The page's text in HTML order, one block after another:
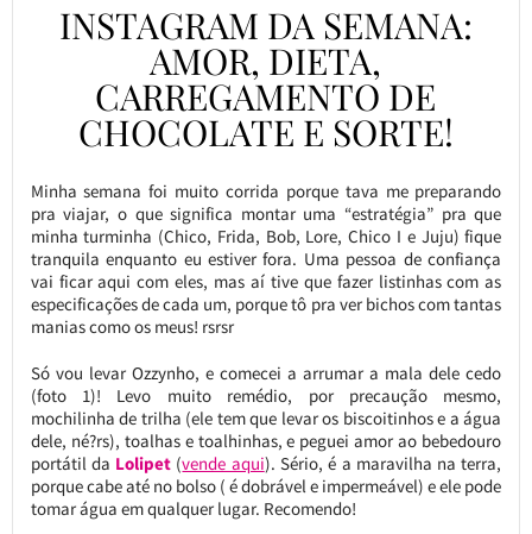
INSTAGRAM DA SEMANA:
AMOR, DIETA,
CARREGAMENTO DE
CHOCOLATE E SORTE!
Minha semana foi muito corrida porque tava me preparando
pra viajar, o que significa montar uma “estratégia” pra que
minha turminha (Chico, Frida, Bob, Lore, Chico I e Juju) fique
tranquila enquanto eu estiver fora. Uma pessoa de confiança
vai ficar aqui com eles, mas aí tive que fazer listinhas com as
especificações de cada um, porque tô pra ver bichos com tantas
manias como os meus! rsrsr
Só vou levar Ozzynho, e comecei a arrumar a mala dele cedo
(foto 1)! Levo muito remédio, por precaução mesmo,
mochilinha de trilha (ele tem que levar os biscoitinhos e a água
dele, né?rs), toalhas e toalhinhas, e peguei amor ao bebedouro
portátil da Lolipet (vende aqui). Sério, é a maravilha na terra,
porque cabe até no bolso ( é dobrável e impermeável) e ele pode
tomar água em qualquer lugar. Recomendo!